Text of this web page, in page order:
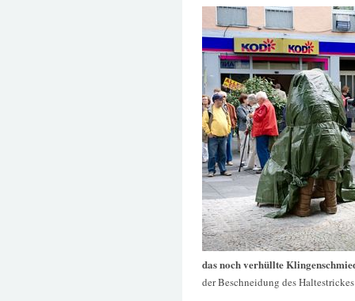
das noch verhüllte
der Beschneidung des Haltestrickes